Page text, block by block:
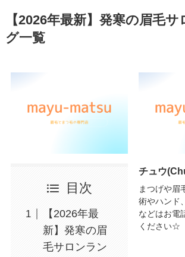
【2026年最新】発寒の眉毛
グ一覧
目次
【2026年最
新】発寒の眉
毛サロンラン
チュウ
まつげや眉
術やハンド
などはお電
ください☆